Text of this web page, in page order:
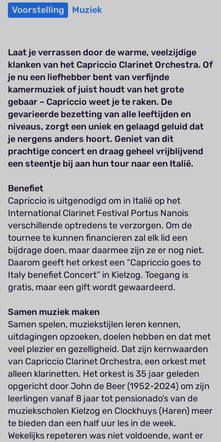
Voorstelling Muziek
Laat je verrassen door de warme, veelzijdige
klanken van het Capriccio Clarinet Orchestra. Of
je nu een liefhebber bent van verfijnde
kamermuziek of juist houdt van het grote
gebaar – Capriccio weet je te raken. De
gevarieerde bezetting van alle leeftijden en
niveaus, zorgt een uniek en gelaagd geluid dat
je nergens anders hoort. Geniet van dit
prachtige concert en draag geheel vrijblijvend
een steentje bij aan hun tour naar een Italië.
Benefiet
Capriccio is uitgenodigd om in Italië op het
International Clarinet Festival Portus Nanois
verschillende optredens te verzorgen. Om de
tournee te kunnen financieren zal elk lid een
bijdrage doen, maar daarmee zijn ze er nog niet.
Daarom geeft het orkest een “Capriccio goes to
Italy benefiet Concert” in Kielzog. Toegang is
gratis, maar een gift wordt gewaardeerd.
Samen muziek maken
Samen spelen, muziekstijlen leren kennen,
uitdagingen opzoeken, doelen hebben en dat met
veel plezier en gezelligheid. Dat zijn kernwaarden
van Capriccio Clarinet Orchestra, een orkest met
alleen klarinetten. Het orkest is 35 jaar geleden
opgericht door John de Beer (1952-2024) om zijn
leerlingen vanaf 8 jaar tot pensionado’s van de
muziekscholen Kielzog en Clockhuys (Haren) meer
te bieden dan een half uur les in de week.
Wekelijks repeteren was niet voldoende, want er